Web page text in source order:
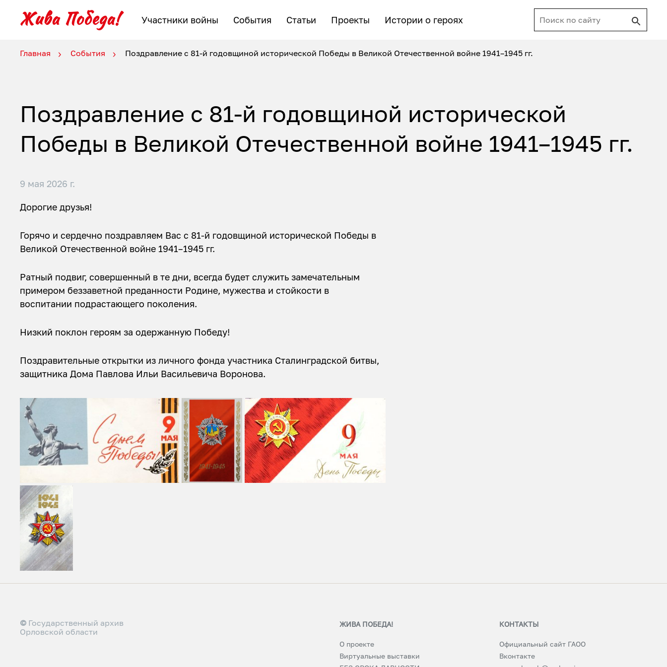
Участники войны События Статьи Проекты Истории о героях
Главная События Поздравление с 81-й годовщиной исторической Победы в Великой Отечественной войне 1941–1945 гг.
Поздравление с 81-й годовщиной исторической
Победы в Великой Отечественной войне 1941–1945 гг.
9 мая 2026 г.
Дорогие друзья!
Горячо и сердечно поздравляем Вас с 81-й годовщиной исторической Победы в
Великой Отечественной войне 1941–1945 гг.
Ратный подвиг, совершенный в те дни, всегда будет служить замечательным
примером беззаветной преданности Родине, мужества и стойкости в
воспитании подрастающего поколения.
Низкий поклон героям за одержанную Победу!
Поздравительные открытки из личного фонда участника Сталинградской битвы,
защитника Дома Павлова Ильи Васильевича Воронова.
© Государственный архив
Орловской области
ЖИВА ПОБЕДА!
О проекте
Виртуальные выставки
КОНТАКТЫ
Официальный сайт ГАОО
Вконтакте